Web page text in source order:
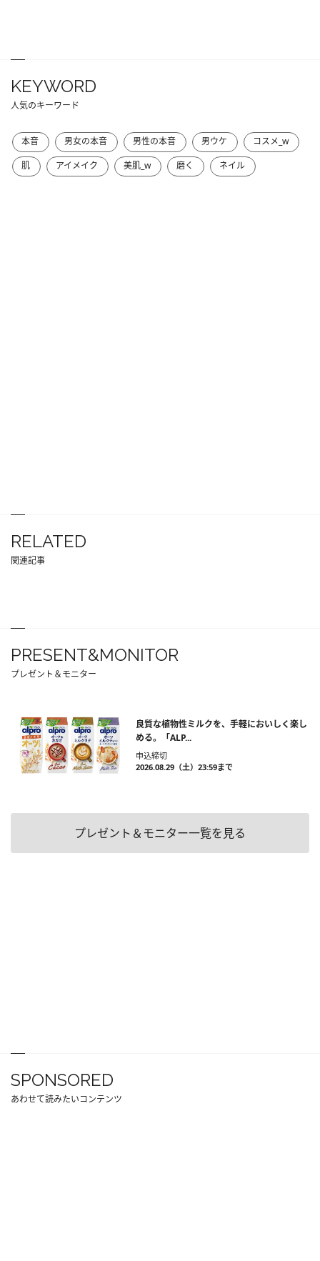
KEYWORD
人気のキーワード
本音 男女の本音 男性の本音 男ウケ
コスメ_w
肌
アイメイク 美肌_w 磨く ネイル
RELATED
関連記事
PRESENT&MONITOR
プレゼント＆モニター
良質な植物性ミルクを、手軽においしく楽し
める。「ALP...
申込締切
2026.08.29（土）23:59まで
プレゼント＆モニター一覧を見る
SPONSORED
あわせて読みたいコンテンツ